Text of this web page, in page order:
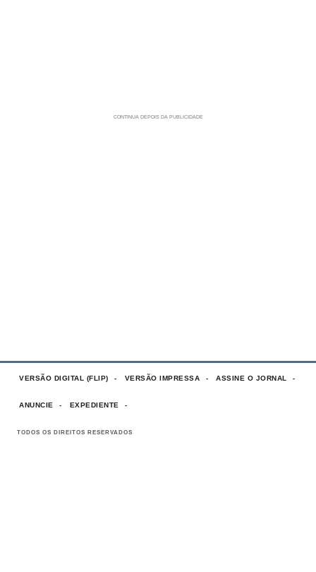
VERSÃO DIGITAL (FLIP) VERSÃO IMPRESSA ASSINE O JORNAL
ANUNCIE EXPEDIENTE
TODOS OS DIREITOS RESERVADOS